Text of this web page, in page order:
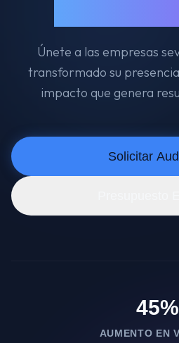
Únete a las empresas
transformado su
impacto que genera
Solicitar
45%
AUMENTO EN